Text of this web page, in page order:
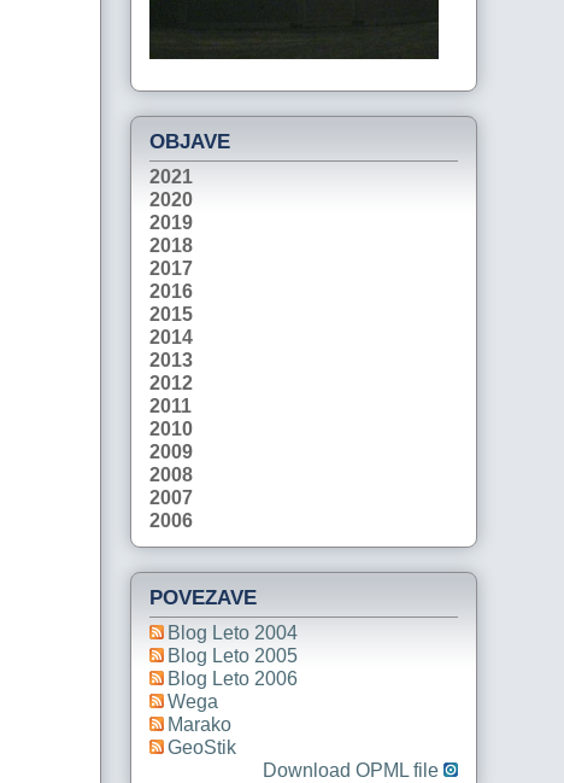
OBJAVE
2021
2020
2019
2018
2017
2016
2015
2014
2013
2012
2011
2010
2009
2008
2007
2006
POVEZAVE
Blog Leto 2004
Blog Leto 2005
Blog Leto 2006
Wega
Marako
GeoStik
Download OPML file